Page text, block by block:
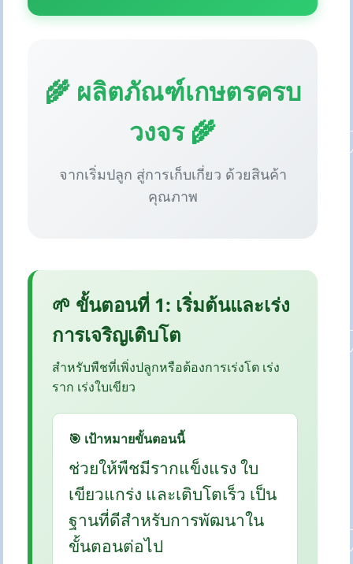
🌾 ผลิตภัณฑ์เกษตรครบ
วงจร 🌾
จากเริ่มปลูก สู่การเก็บเกี่ยว ด้วยสินค้า
คุณภาพ
🌱 ขั้นตอนที่ 1: เริ่มต้นและเร่ง
การเจริญเติบโต
สำหรับพืชที่เพิ่งปลูกหรือต้องการเร่งโต เร่ง
ราก เร่งใบเขียว
🎯 เป้าหมายขั้นตอนนี้
ช่วยให้พืชมีรากแข็งแรง ใบ
เขียวแกร่ง และเติบโตเร็ว เป็น
ฐานที่ดีสำหรับการพัฒนาใน
ขั้นตอนต่อไป